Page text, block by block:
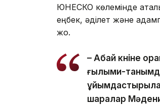
ЮНЕСКО көлемінде
еңбек, әділет және
жоқ.
– Абай күніне
ғылыми-
шаралар